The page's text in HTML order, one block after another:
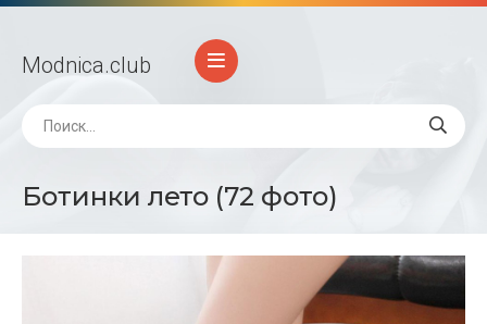
Modnica.club
Ботинки лето (72 фото)